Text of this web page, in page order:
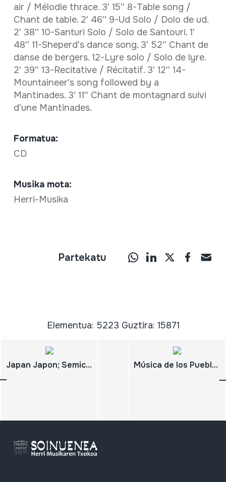
air / Mélodie thrace. 3' 15'' 8-Table song /
Chant de table. 2' 46'' 9-Ud Solo / Dolo de ud.
2' 38'' 10-Santuri Solo / Solo de Santouri. 1'
48'' 11-Sheperd's dance song. 3' 52'' Chant de
danse de bergers. 12-Lyre solo / Solo de lyre.
2' 39'' 13-Recitative / Récitatif. 3' 12'' 14-
Mountaineer's song followed by a
Mantinades. 3' 11'' Chant de montagnard suivi
d'une Mantinades.
Formatua:
CD
Musika mota:
Herri-Musika
Partekatu
Elementua: 5223 Guztira: 15871
Japan Japon; Semiclassical and Folk Music; Musique Semi Classique et Folklorique Música de los Pueblos Mayas. Belice - El Salvador - Guatemala - Honduras - México; INI. 1993 - Año Internacional de los Pueblos Indígenas.